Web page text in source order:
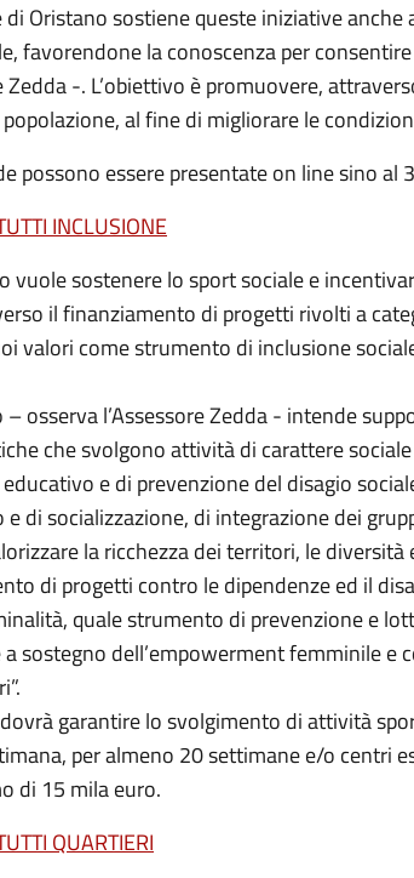
di Oristano sostiene queste iniziative
favorendone la conoscenza per
Zedda -. L’obiettivo è promuovere,
al fine di migliorare le
possono essere presentate on line sino al
INCLUSIONE
vuole sostenere lo sport sociale e
il finanziamento di progetti rivolti a
valori come strumento di inclusione
– osserva l’Assessore Zedda - intende
che svolgono attività di carattere
e di prevenzione del disagio
e di socializzazione, di integrazione dei
la ricchezza dei territori, le diversità
di progetti contro le dipendenze ed il
quale strumento di prevenzione e
sostegno dell’empowerment femminile e
garantire lo svolgimento di attività
per almeno 20 settimane e/o centri
di 15 mila euro.
QUARTIERI